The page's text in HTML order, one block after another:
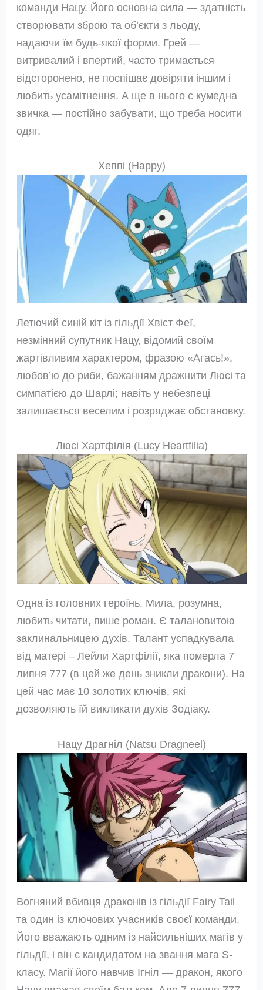
команди Нацу. Його основна сила — здатність
створювати зброю та об’єкти з льоду,
надаючи їм будь-якої форми. Грей —
витривалий і впертий, часто тримається
відсторонено, не поспішає довіряти іншим і
любить усамітнення. А ще в нього є кумедна
звичка — постійно забувати, що треба носити
одяг.
Хеппі (Happy)
Летючий синій кіт із гільдії Хвіст Феї,
незмінний супутник Нацу, відомий своїм
жартівливим характером, фразою «Агась!»,
любов’ю до риби, бажанням дражнити Люсі та
симпатією до Шарлі; навіть у небезпеці
залишається веселим і розряджає обстановку.
Люсі Хартфілія (Lucy Heartfilia)
Одна із головних героїнь. Мила, розумна,
любить читати, пише роман. Є талановитою
заклинальницею духів. Талант успадкувала
від матері – Лейли Хартфілії, яка померла 7
липня 777 (в цей же день зникли дракони). На
цей час має 10 золотих ключів, які
дозволяють їй викликати духів Зодіаку.
Нацу Драгніл (Natsu Dragneel)
Вогняний вбивця драконів із гільдії Fairy Tail
та один із ключових учасників своєї команди.
Його вважають одним із найсильніших магів у
гільдії, і він є кандидатом на звання мага S-
класу. Магії його навчив Ігніл — дракон, якого